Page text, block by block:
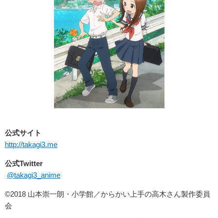
公式サイト
http://takagi3.me
公式Twitter
@takagi3_anime
©2018 山本崇一朗・小学館／からかい上手の高木さん製作委員
会